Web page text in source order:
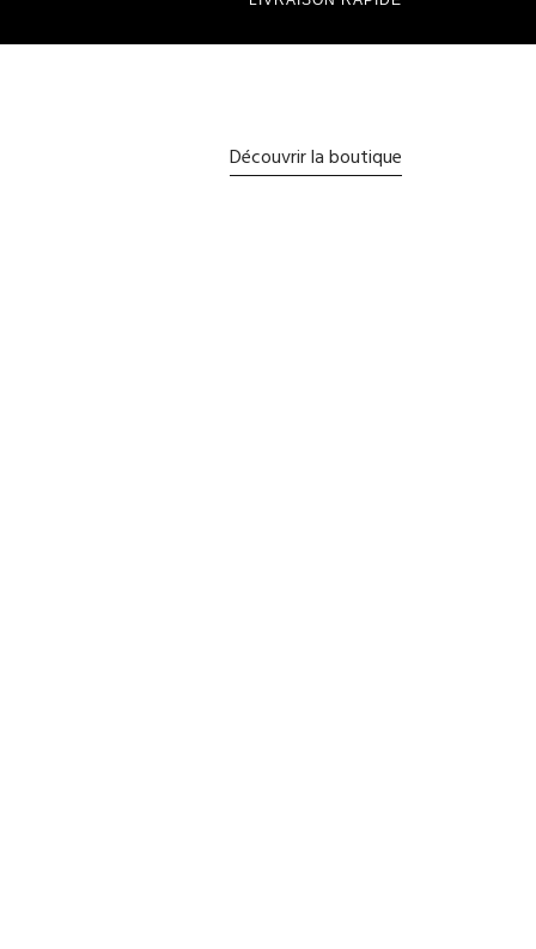
Découvrir la boutique